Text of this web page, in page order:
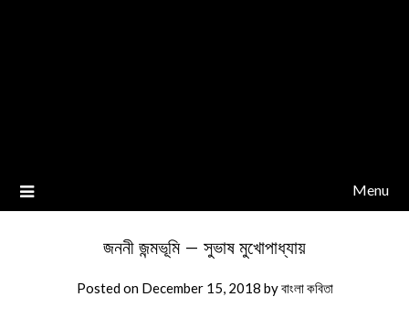
Menu
জননী জন্মভূমি – সুভাষ মুখোপাধ্যায়
Posted on December 15, 2018 byবাংলা কবিতা